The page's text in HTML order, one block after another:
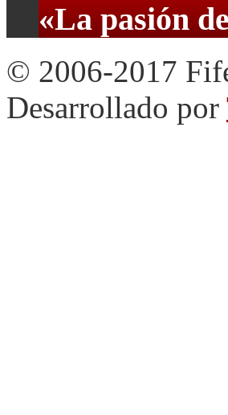
«La pasión
© 2006-2017
Desarrollado por